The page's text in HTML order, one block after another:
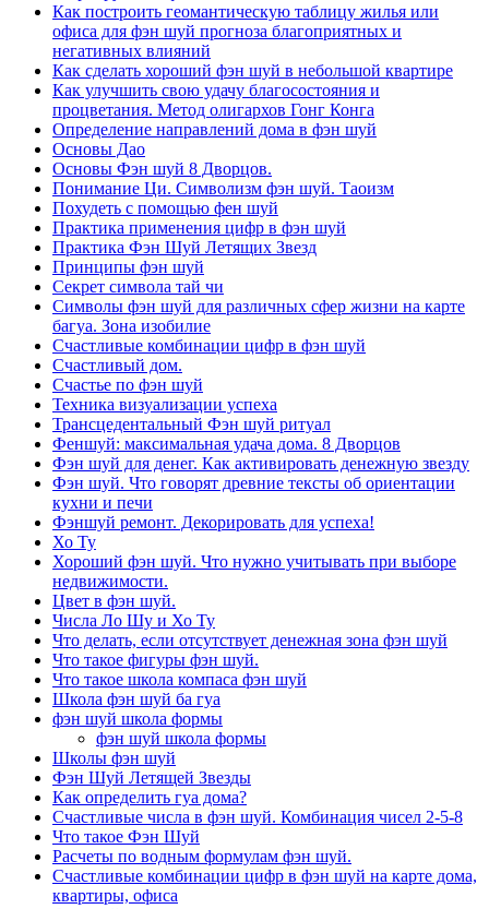
Как построить геомантическую таблицу жилья или
офиса для фэн шуй прогноза благоприятных и
негативных влияний
Как сделать хороший фэн шуй в небольшой квартире
Как улучшить свою удачу благосостояния и
процветания. Метод олигархов Гонг Конга
Определение направлений дома в фэн шуй
Основы Дао
Основы Фэн шуй 8 Дворцов.
Понимание Ци. Символизм фэн шуй. Таоизм
Похудеть с помощью фен шуй
Практика применения цифр в фэн шуй
Практика Фэн Шуй Летящих Звезд
Принципы фэн шуй
Секрет символа тай чи
Символы фэн шуй для различных сфер жизни на карте
багуа. Зона изобилие
Счастливые комбинации цифр в фэн шуй
Счастливый дом.
Счастье по фэн шуй
Техника визуализации успеха
Трансцедентальный Фэн шуй ритуал
Феншуй: максимальная удача дома. 8 Дворцов
Фэн шуй для денег. Как активировать денежную звезду
Фэн шуй. Что говорят древние тексты об ориентации
кухни и печи
Фэншуй ремонт. Декорировать для успеха!
Хо Ту
Хороший фэн шуй. Что нужно учитывать при выборе
недвижимости.
Цвет в фэн шуй.
Числа Ло Шу и Хо Ту
Что делать, если отсутствует денежная зона фэн шуй
Что такое фигуры фэн шуй.
Что такое школа компаса фэн шуй
Школа фэн шуй ба гуа
фэн шуй школа формы
фэн шуй школа формы
Школы фэн шуй
Фэн Шуй Летящей Звезды
Как определить гуа дома?
Счастливые числа в фэн шуй. Комбинация чисел 2-5-8
Что такое Фэн Шуй
Расчеты по водным формулам фэн шуй.
Счастливые комбинации цифр в фэн шуй на карте дома,
квартиры, офиса